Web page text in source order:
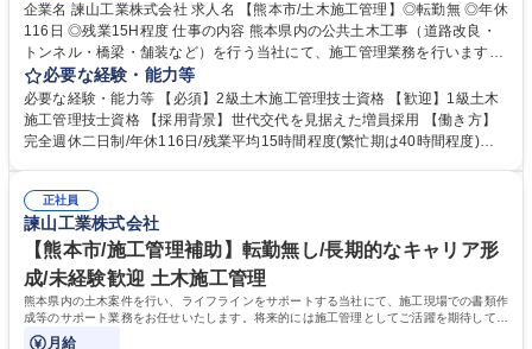
企業名 諫山工業株式会社 求人名 【熊本市/土木施工管理】◎転勤無 ◎年休
116日 ◎残業15H程度 仕事の内容 熊本県内の公共土木工事（道路改良・
トンネル・橋梁・舗装など）を行う当社にて、施工管理業務を行います。
入社後は主任としてこれまでのご経験を活かして当社社員への技術伝承や
育成を期待いたします。 【具体的な業務内容】 ■施工計画の策定■施工図
の作成 ■各現場の工程管理/安全管理/原価管理/品質管理 ■協力会社・下請
け会社への説明・指導 など 【働き方改革について】社長が積極的に取り
日 ◎残業15H程度
必要な経験・能力等
必要な経験・能力等 【必須】2級土木施工管理技士資格 【歓迎】1級土木
施工管理技士資格 【採用背景】世代交代を見据えた増員採用 【働き方】
完全週休二日制/年休116日/残業平均15時間程度(繁忙期は40時間程度)有
割は官公庁であり、熊本県や国土交通省からの表彰も数多くいただいてお
ります。近年は働き方改革にも力を注いでおり、熊本県から「ブライト企
業」としても認定いただいております。 学歴・資格 学歴：大学院 大学 高
専 短大 専修学校 高校 語学力： 資格：2級土木施工管理技士 1級土木施工
管理技士
正社員
諫山工業株式会社
【熊本市/施工管理補助】転勤無し/長期的なキャリア形
成/未経験歓迎 土木施工管理
熊本県内の土木案件を行い、ライフラインをサポートする当社にて、施工現場での書類作
成等のサポート業務をお任せいたします。将来的には施工管理としてご活躍を期待してお
ります。
月給